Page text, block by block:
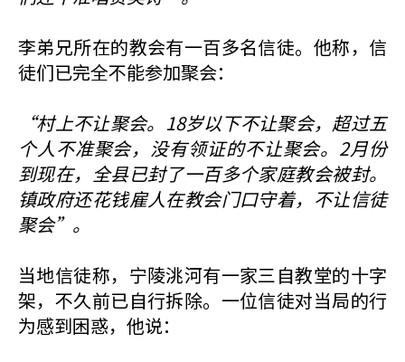
李弟兄所在的教会有一百多名信徒。他称，信
徒们已完全不能参加聚会：
“村上不让聚会。18岁以下不让聚会，超过五
个人不准聚会，没有领证的不让聚会。2月份
到现在，全县已封了一百多个家庭教会被封。
镇政府还花钱雇人在教会门口守着，不让信徒
聚会”。
当地信徒称，宁陵洮河有一家三自教堂的十字
架，不久前已自行拆除。一位信徒对当局的行
为感到困惑，他说：